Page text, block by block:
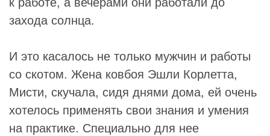
захода солнца.
И это касалось не только мужчин и работы
со скотом. Жена ковбоя Эшли Корлетта,
Мисти, скучала, сидя днями дома, ей очень
хотелось применять свои знания и умения
на практике. Специально для нее